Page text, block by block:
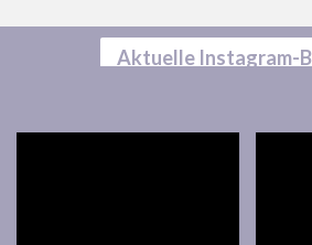
Aktuelle Instagram-